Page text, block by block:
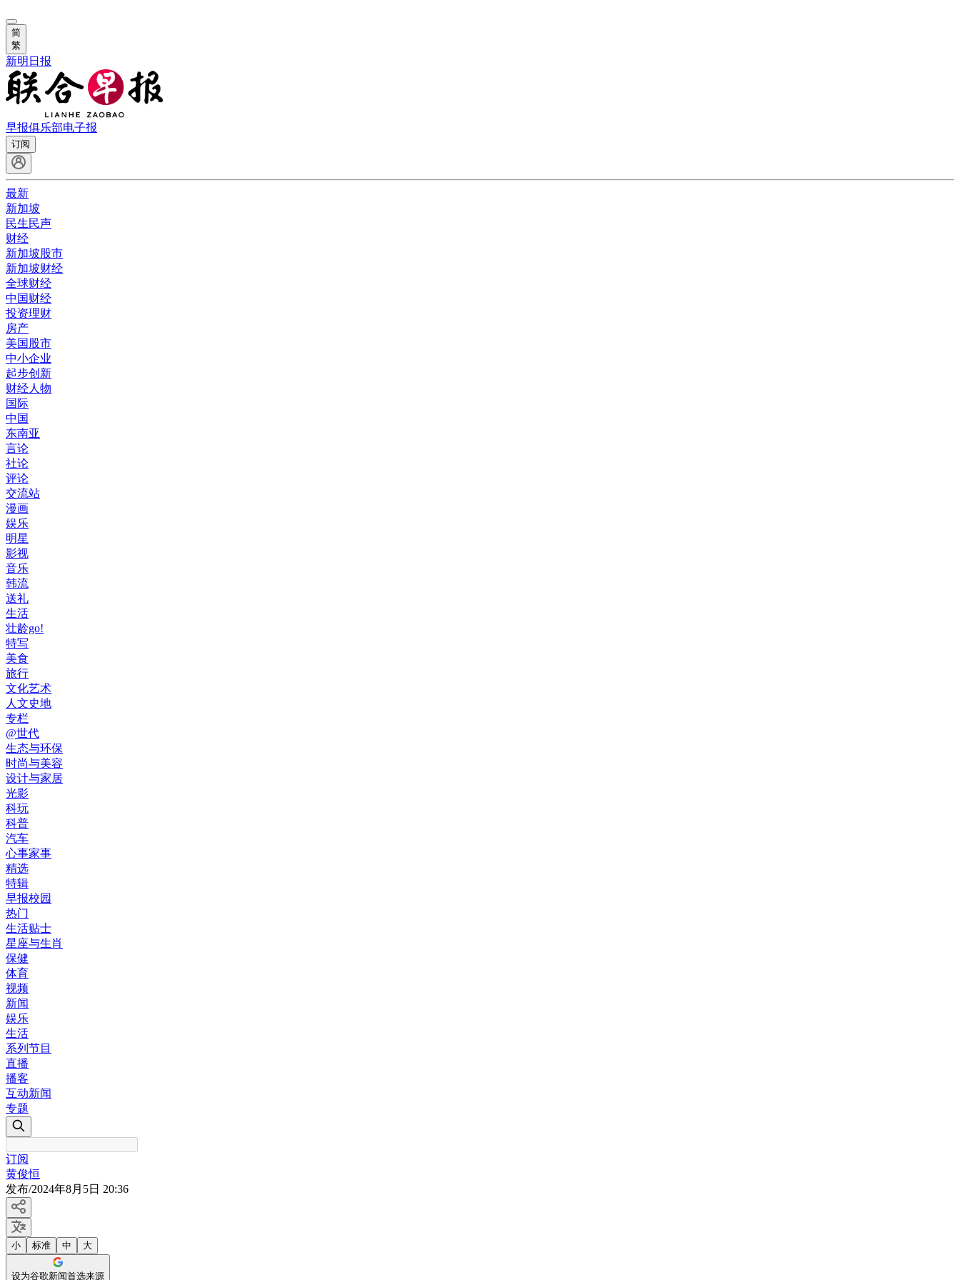
简
繁
新明日报
早报俱乐部电子报
订阅
最新
新加坡
民生民声
财经
新加坡股市
新加坡财经
全球财经
中国财经
投资理财
房产
美国股市
中小企业
起步创新
财经人物
国际
中国
东南亚
言论
社论
评论
交流站
漫画
娱乐
明星
影视
音乐
韩流
送礼
生活
壮龄go!
特写
美食
旅行
文化艺术
人文史地
专栏
@世代
生态与环保
时尚与美容
设计与家居
光影
科玩
科普
汽车
心事家事
精选
特辑
早报校园
热门
生活贴士
星座与生肖
保健
体育
视频
新闻
娱乐
生活
系列节目
直播
播客
互动新闻
专题
订阅
黄俊恒
发布/2024年8月5日 20:36
小 标准 中 大
设为谷歌新闻首选来源